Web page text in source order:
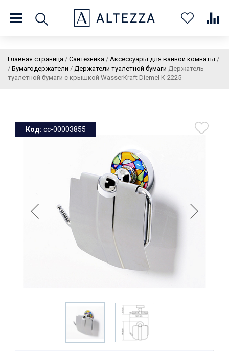
8 (800) 201 60 03 9:00 - 21:00 ПН-ВС
Каталог
Главная страница / Сантехника / Аксессуары для ванной комнаты
/ Бумагодержатели / Держатели туалетной бумаги
/
Держатель
туалетной бумаги с крышкой WasserKraft Diemel K-2225
Код: cc-00003855